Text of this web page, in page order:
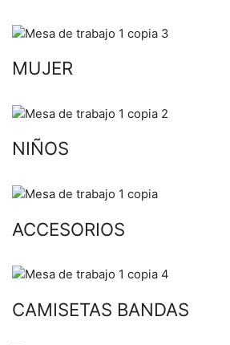
MUJER
NIÑOS
ACCESORIOS
CAMISETAS BANDAS